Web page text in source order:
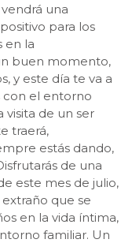
una
para los
en la
buen momento,
y este día te va a
con el entorno
visita de un ser
traerá,
estás dando,
de una
este mes de julio,
que se
en la vida íntima,
familiar. Un